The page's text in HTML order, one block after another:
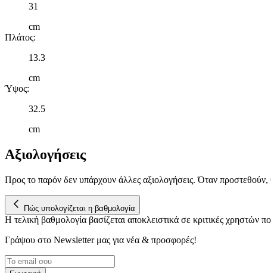
31
cm
Πλάτος:
13.3
cm
Ύψος:
32.5
cm
Αξιολογήσεις
Προς το παρόν δεν υπάρχουν άλλες αξιολογήσεις. Όταν
Πώς υπολογίζεται η βαθμολογία
Η τελική βαθμολογία βασίζεται αποκλειστικά σε κριτικές
Γράψου στο Νewsletter μας για νέα & προσφορές!